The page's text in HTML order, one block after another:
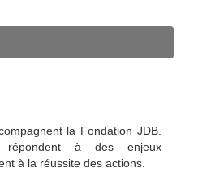
la Fondation JDB.
à des enjeux
à la réussite des actions.